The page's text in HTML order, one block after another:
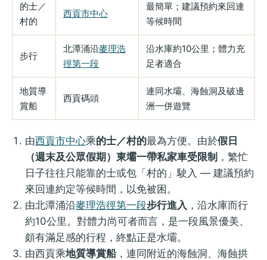
的士／
村的
西貢市中心
最簡單；建議預約來回連
等候時間
步行
北潭涌沿麥理浩
徑第一段
沿水庫約10公里；體力充
足者適合
地質導
賞船
西貢碼頭
連同水壩、海蝕洞及破邊
洲一併遊覽
由西貢市中心乘的士／村的最為方便。由於假日
（週末及公眾假期）東壩一帶私家車受限制 ，繁忙
日子往往只能靠的士或包「村的」駛入 — 建議預約
來回連約定等候時間，以免被困。
由北潭涌沿麥理浩徑第一段步行進入 ，沿水庫而行
約10公里。對體力尚可者而言，是一段風景優美、
頗有滿足感的行程，終點正是水壩。
由西貢乘地質導賞船，連同附近的海蝕洞、海蝕拱